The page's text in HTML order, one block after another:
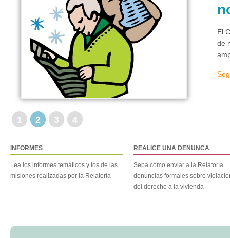
El
de
1 2 3 4
INFORMES
Lea los informes temáticos y los de las
misiones realizadas por la Relatoría
REALICE UNA DENUNCA
Sepa cómo enviar a la Relatoría
denuncias formales sobre
del derecho a la vivienda